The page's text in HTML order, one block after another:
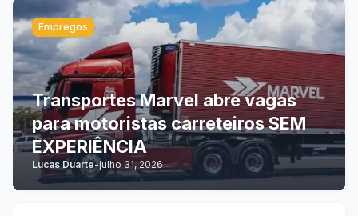
Empregos
Transportes Marvel abre vagas
para motoristas carreteiros SEM
EXPERIÊNCIA
Lucas Duarte-julho 31, 2026